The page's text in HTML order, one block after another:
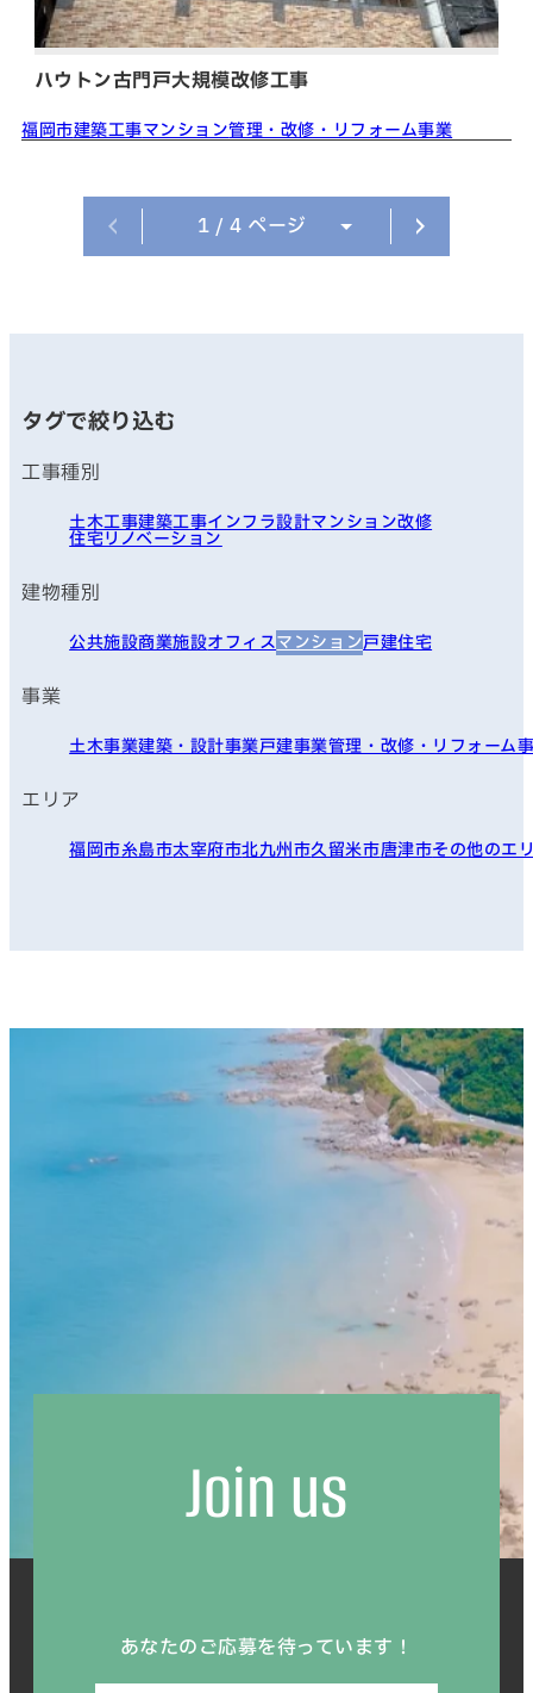
ハウトン古門戸大規模改修工事
福岡市建築工事マンション管理・改修・リフォーム事業
1 / 4 ページ
タグで絞り込む
工事種別
土木工事建築工事インフラ設計マンション改修
住宅リノベーション
建物種別
公共施設商業施設オフィスマンション戸建住宅
事業
土木事業建築・設計事業戸建事業管理・改修・リフォーム
エリア
福岡市糸島市太宰府市北九州市久留米市唐津市その他のエ
Join us
あなたのご応募を待っています！